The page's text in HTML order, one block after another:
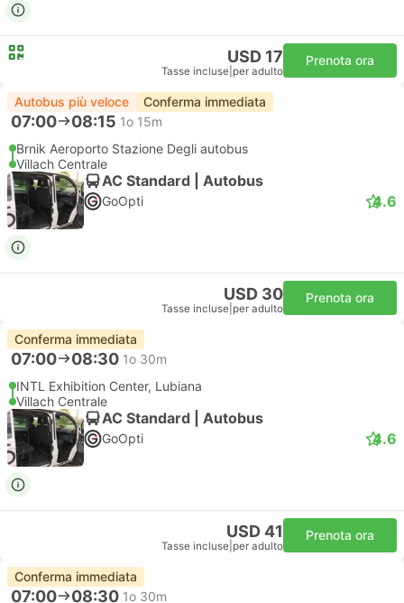
USD 17
Tasse incluse per adulto
Prenota ora
Autobus più veloce Conferma immediata
07:00 08:15 1o 15m
Brnik Aeroporto Stazione Degli autobus
Villach Centrale
AC Standard | Autobus
GoOpti 4.6
USD 30
Tasse incluse per adulto
Prenota ora
Conferma immediata
07:00 08:30 1o 30m
INTL Exhibition Center, Lubiana
Villach Centrale
AC Standard | Autobus
GoOpti 4.6
USD 41
Tasse incluse per adulto
Prenota ora
Conferma immediata
07:00 08:30 1o 30m